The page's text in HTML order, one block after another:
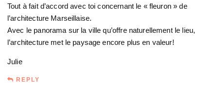
Tout à fait d’accord avec toi concernant le « fleuron » de
l’architecture Marseillaise.
Avec le panorama sur la ville qu’offre naturellement le lieu,
l’architecture met le paysage encore plus en valeur!
Julie
REPLY